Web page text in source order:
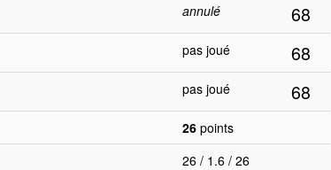
annulé 68
pas joué 68
pas joué 68
26 points
26 / 1.6 / 26